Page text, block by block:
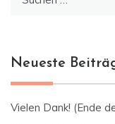
Neueste
Vielen Dank! (Ende